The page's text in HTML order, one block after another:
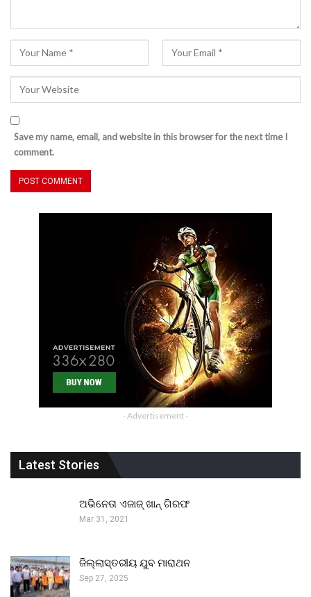
Save my name, email, and website in this browser for the next time I
comment.
- Advertisement -
Latest Stories
ଅଭିନେତା ଏଜାଜ୍ ଖାନ୍ ଗିରଫ
Mar 31, 2021
ଜିଲ୍ଲାସ୍ତରୀୟ ଯୁବ ମାରାଥନ
Sep 27, 2025